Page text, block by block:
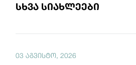
სხვა სიახლეები
03 აგვისტო, 2026